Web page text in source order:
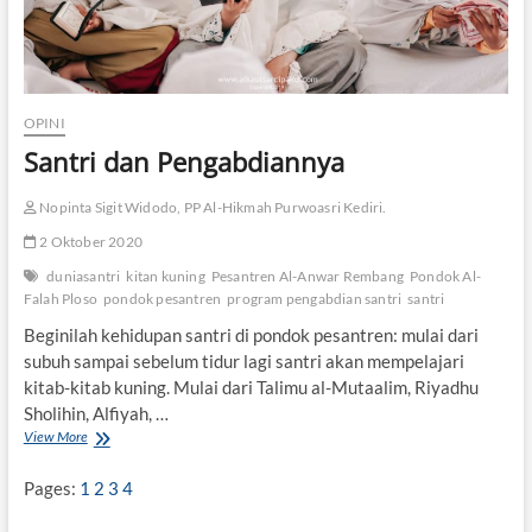
OPINI
Santri dan Pengabdiannya
Nopinta Sigit Widodo, PP Al-Hikmah Purwoasri Kediri.
2 Oktober 2020
duniasantri kitan kuning Pesantren Al-Anwar Rembang Pondok Al-
Falah Ploso pondok pesantren program pengabdian santri santri
Beginilah kehidupan santri di pondok pesantren: mulai dari
subuh sampai sebelum tidur lagi santri akan mempelajari
kitab-kitab kuning. Mulai dari Talimu al-Mutaalim, Riyadhu
Sholihin, Alfiyah, …
View MoreS
t
Pages: 1 2 3 4